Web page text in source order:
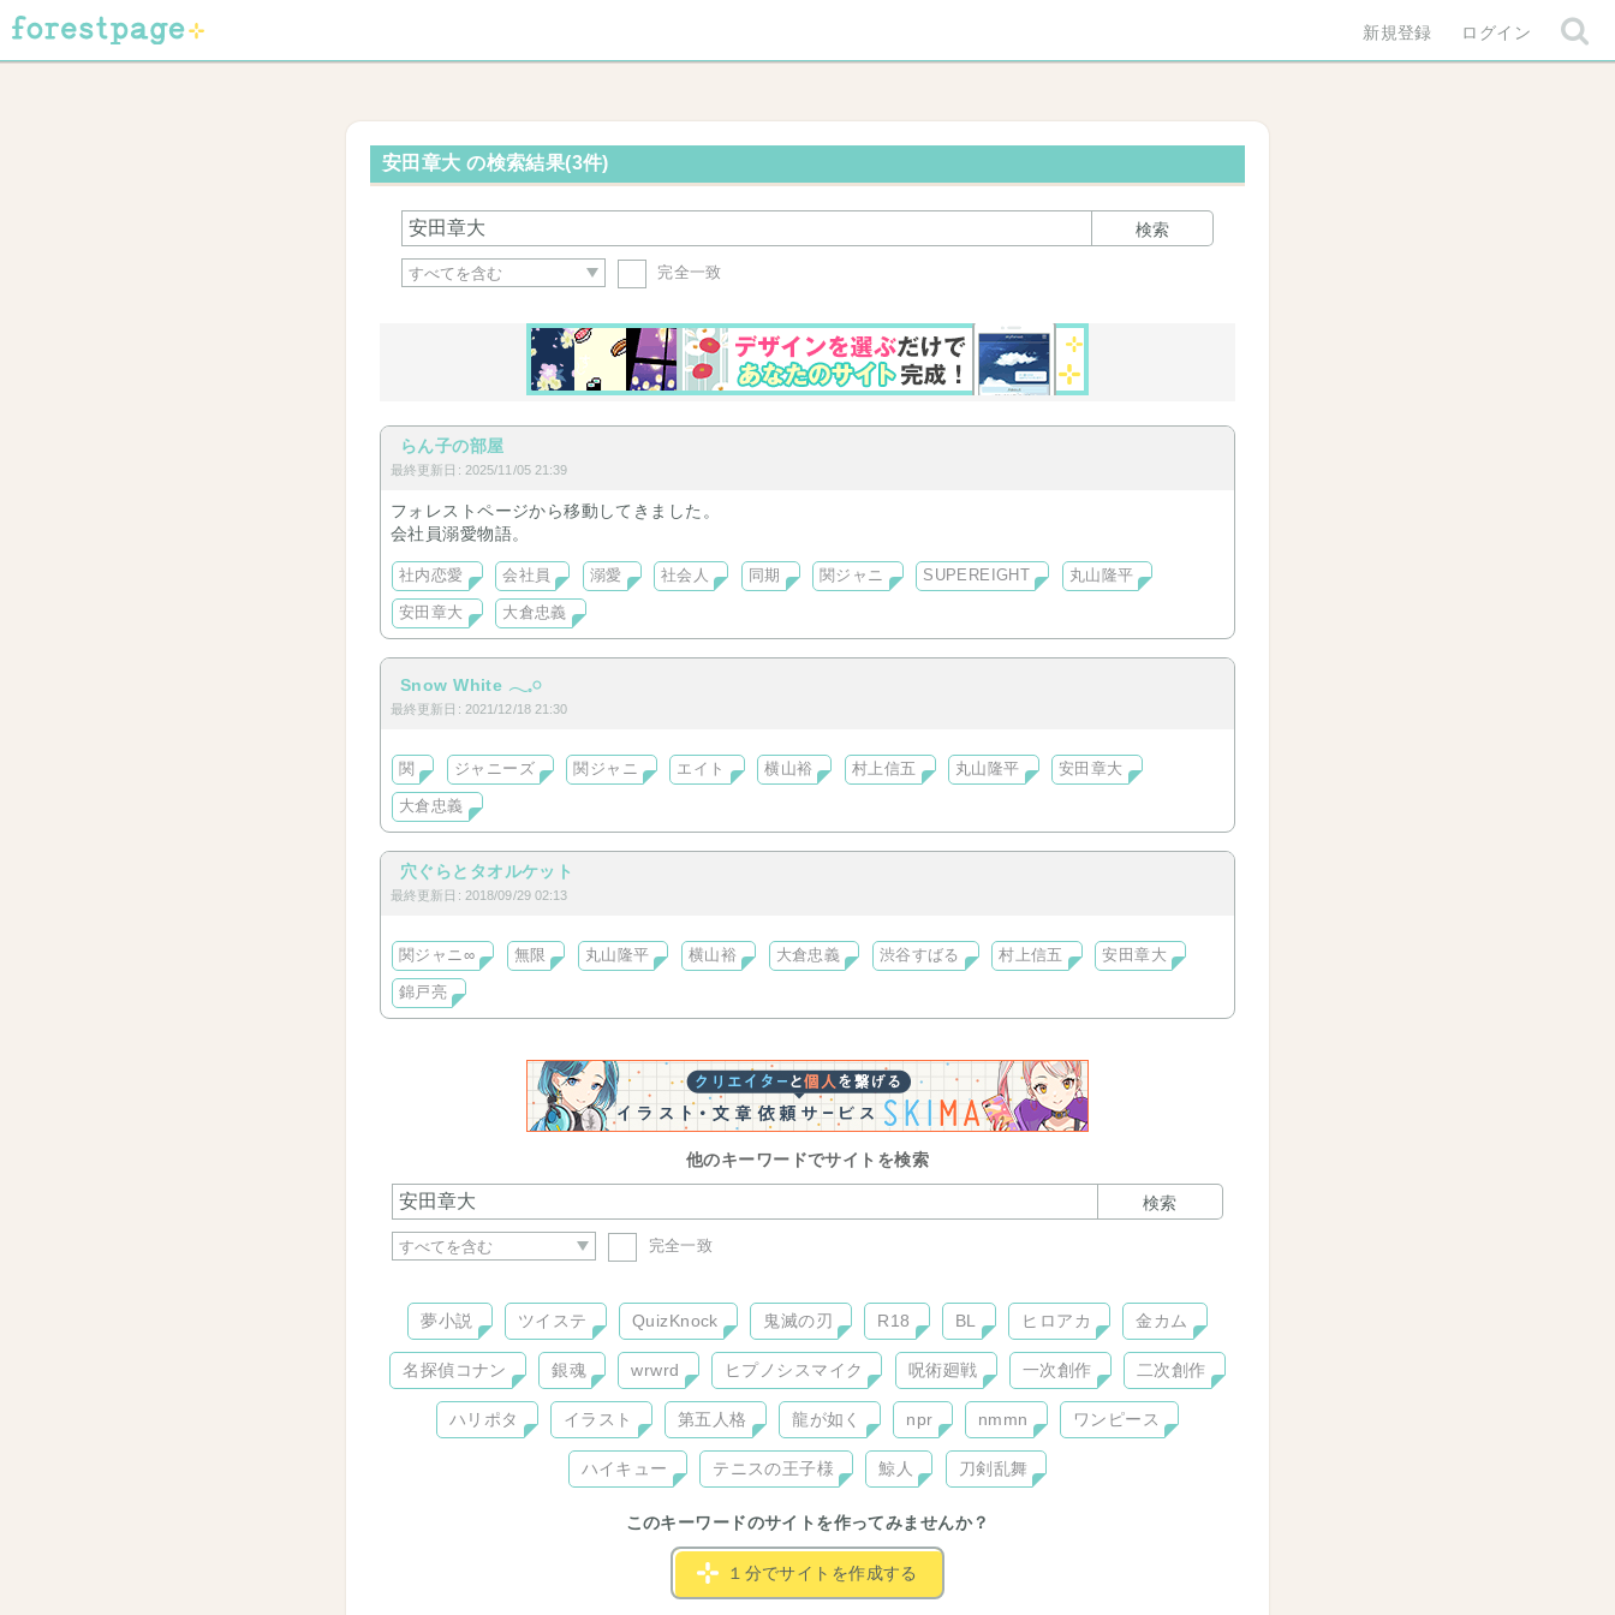
新規登録 ログイン
安田章大 の検索結果(3件)
検索
完全一致
らん子の部屋
最終更新日: 2025/11/05 21:39
フォレストページから移動してきました。
会社員溺愛物語。
社内恋愛 会社員 溺愛 社会人 同期 関ジャニ SUPEREIGHT 丸山隆平
安田章大 大倉忠義
Snow White 𓂃𓈒𓏸
最終更新日: 2021/12/18 21:30
関 ジャニーズ 関ジャニ エイト 横山裕 村上信五 丸山隆平 安田章大
大倉忠義
穴ぐらとタオルケット
最終更新日: 2018/09/29 02:13
関ジャニ∞ 無限 丸山隆平 横山裕 大倉忠義 渋谷すばる 村上信五 安田章大
錦戸亮
他のキーワードでサイトを検索
検索
完全一致
夢小説 ツイステ QuizKnock 鬼滅の刃 R18 BL ヒロアカ 金カム
名探偵コナン 銀魂 wrwrd ヒプノシスマイク 呪術廻戦 一次創作 二次創作
ハリポタ イラスト 第五人格 龍が如く npr nmmn ワンピース
ハイキュー テニスの王子様 鯨人 刀剣乱舞
このキーワードのサイトを作ってみませんか？
１分でサイトを作成する